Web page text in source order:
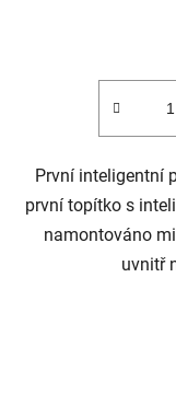
První inteligentní
první topítko s
namontováno
uvnitř